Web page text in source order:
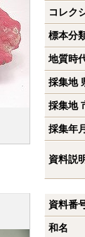
コレク
標本分
地質時
採集地
採集地
採集年
資料説
資料番
和名